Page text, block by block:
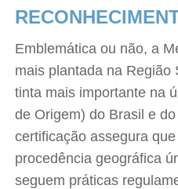
Emblemática ou não, a
mais plantada na Região
tinta mais importante na
de Origem) do Brasil e
certificação assegura
procedência geográfica
seguem práticas